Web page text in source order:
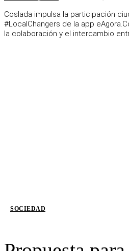
Coslada impulsa la participación
#LocalChangers de la app
la colaboración y el intercambio
SOCIEDAD